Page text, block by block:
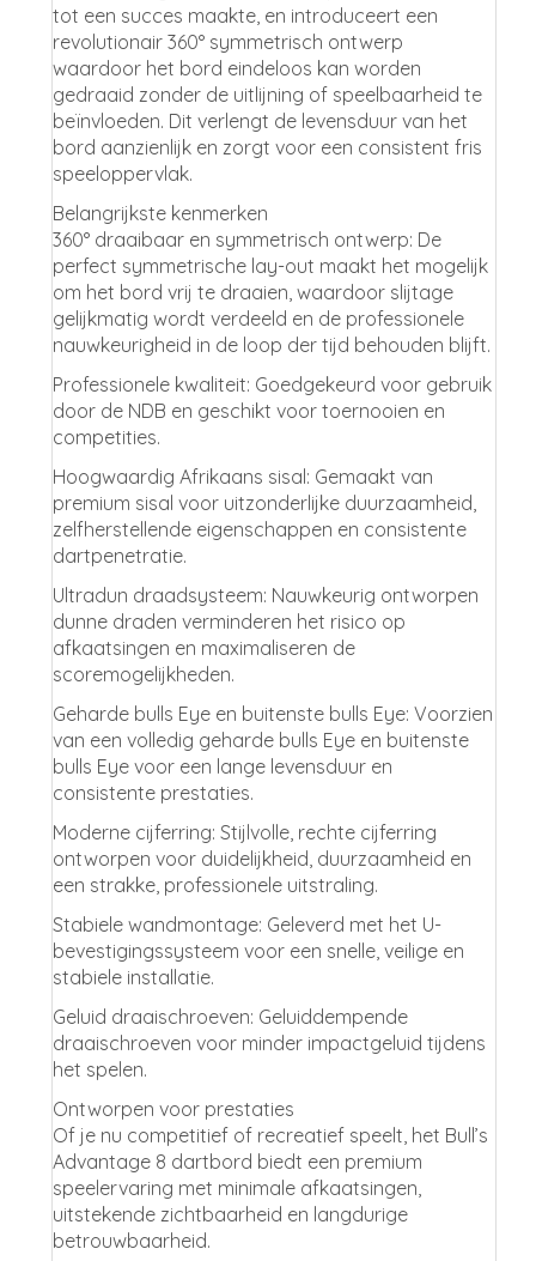
tot een succes maakte, en introduceert een
revolutionair 360° symmetrisch ontwerp
waardoor het bord eindeloos kan worden
gedraaid zonder de uitlijning of speelbaarheid te
beïnvloeden. Dit verlengt de levensduur van het
bord aanzienlijk en zorgt voor een consistent fris
speeloppervlak.
Belangrijkste kenmerken
360° draaibaar en symmetrisch ontwerp: De
perfect symmetrische lay-out maakt het mogelijk
om het bord vrij te draaien, waardoor slijtage
gelijkmatig wordt verdeeld en de professionele
nauwkeurigheid in de loop der tijd behouden blijft.
Professionele kwaliteit: Goedgekeurd voor gebruik
door de NDB en geschikt voor toernooien en
competities.
Hoogwaardig Afrikaans sisal: Gemaakt van
premium sisal voor uitzonderlijke duurzaamheid,
zelfherstellende eigenschappen en consistente
dartpenetratie.
Ultradun draadsysteem: Nauwkeurig ontworpen
dunne draden verminderen het risico op
afkaatsingen en maximaliseren de
scoremogelijkheden.
Geharde bulls Eye en buitenste bulls Eye: Voorzien
van een volledig geharde bulls Eye en buitenste
bulls Eye voor een lange levensduur en
consistente prestaties.
Moderne cijferring: Stijlvolle, rechte cijferring
ontworpen voor duidelijkheid, duurzaamheid en
een strakke, professionele uitstraling.
Stabiele wandmontage: Geleverd met het U-
bevestigingssysteem voor een snelle, veilige en
stabiele installatie.
Geluid draaischroeven: Geluiddempende
draaischroeven voor minder impactgeluid tijdens
het spelen.
Ontworpen voor prestaties
Of je nu competitief of recreatief speelt, het Bull’s
Advantage 8 dartbord biedt een premium
speelervaring met minimale afkaatsingen,
uitstekende zichtbaarheid en langdurige
betrouwbaarheid.